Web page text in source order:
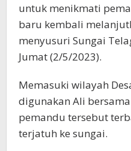
untuk menikmati
baru kembali
menyusuri Sungai
Jumat (2/5/2023).
Memasuki wilayah
digunakan Ali
pemandu tersebut
terjatuh ke sungai.